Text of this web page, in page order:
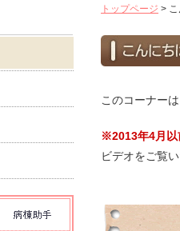
トップページ >
このコーナー
※2013年4月以
ビデオをご覧